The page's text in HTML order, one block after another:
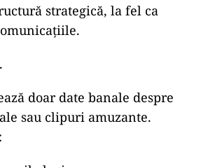
strategică, la fel ca
doar date banale despre
sau clipuri amuzante.